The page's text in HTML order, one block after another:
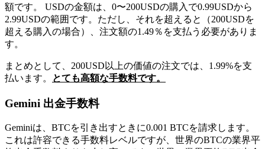
額です。 USDの金額は、0〜200USDの購入で0.99USDから
2.99USDの範囲です。ただし、それを超えると（200USDを
超える購入の場合）、注文額の1.49％を支払う必要がありま
す。
まとめとして、200USD以上の価値の注文では、1.99%を支
払います。
とても高額な手数料です。
Gemini 出金手数料
Geminiは、BTCを引き出すときに0.001 BTCを請求します。
これは許容できる手数料レベルですが、世界のBTCの業界平